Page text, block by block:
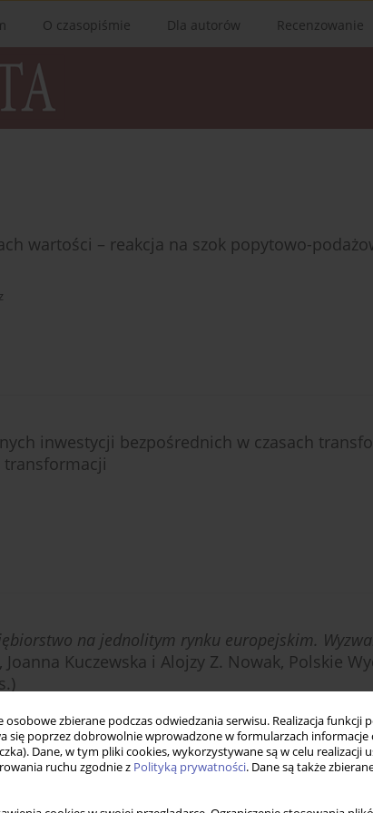
osobowe zbierane podczas odwiedzania serwisu. Realizacja
się poprzez dobrowolnie wprowadzone w formularzach
Dane, w tym pliki cookies, wykorzystywane są w celu realizacji
ruchu zgodnie z Polityką prywatności. Dane są także
O czasopiśmie Dla autorów Recenzowanie
wartości – reakcja na szok popytowo-
inwestycji bezpośrednich w czasach
transformacji
na jednolitym rynku europejskim.
Kuczewska i Alojzy Z. Nowak, Polskie